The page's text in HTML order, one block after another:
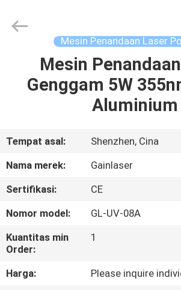
RUMAH
TENTANG
KAMI
TUR
PABRIK
KONTROL
KUALITAS
pemasok.
Copyright
Gainlaser
Mesin Penandaan Laser
Mesin
Genggam 5W
Aluminium
Tempat asal:
Shenzhen, Cina
Nama merek:
Gainlaser
Sertifikasi:
CE
Nomor model:
GL-UV-08A
Kuantitas min
Order:
1
Harga:
Please inquire